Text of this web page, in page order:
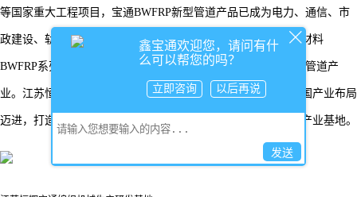
等国家重大工程项目，宝通BWFRP新型管道产品已成为电力、通信、市
政建设、轨道交通等领域的首选。宝通以新型高强度纤维复合材料
BWFRP系列管道研发生产为重点，持续加大投入，高起点布局管道产
业。江苏恒辉宝通、重庆润远等管道产业园建设，正加速向全国产业布局
迈进，打造国内先进的全自动化、数据化、智能化的新型管道产业基地。
鑫宝通欢迎您，请问有什
么可以帮您的吗？
立即咨询 以后再说
发送